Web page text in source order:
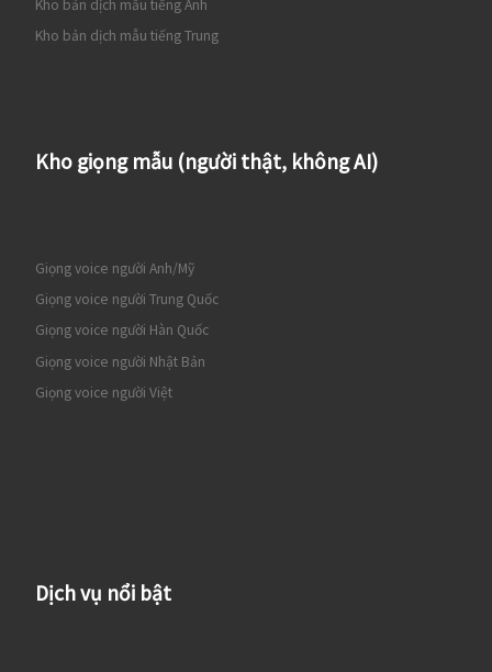
Kho bản dịch mẫu tiếng Anh
Kho bản dịch mẫu tiếng Trung
Kho giọng mẫu (người thật, không AI)
Giọng voice người Anh/Mỹ
Giọng voice người Trung Quốc
Giọng voice người Hàn Quốc
Giọng voice người Nhật Bản
Giọng voice người Việt
Dịch vụ nổi bật